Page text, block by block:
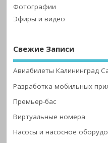
Фотографии
Эфиры и видео
Свежие Записи
Авиабилеты Калининград
Разработка мобильных
Премьер-бас
Виртуальные номера
Насосы и насосное